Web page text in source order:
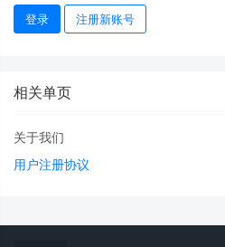
登录 注册新账号
相关单页
关于我们
用户注册协议